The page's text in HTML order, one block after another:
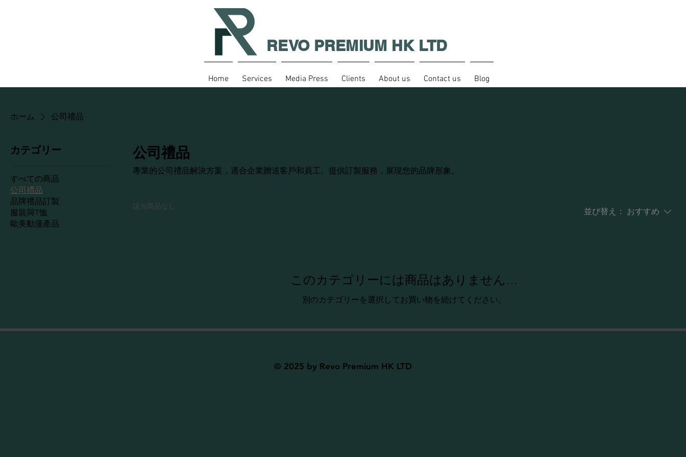
REVO PREMIUM HK LTD
Home Services Media Press Clients About us Contact us Blog
ホーム 公司禮品
カテゴリー
すべての商品
公司禮品
品牌禮品訂製
服裝與T恤
歐美動漫產品
公司禮品
專業的公司禮品解決方案，適合企業贈送客戶和員工。提供訂製服務，展現您的品牌形象。
該当商品なし
並び替え： おすすめ
このカテゴリーには商品はありません…
別のカテゴリーを選択してお買い物を続けてください。
© 2025 by Revo Premium HK LTD